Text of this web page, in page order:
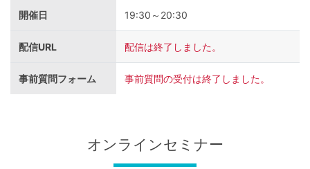
開催日 19:30～20:30
配信URL 配信は終了しました。
事前質問フォーム 事前質問の受付は終了しました。
オンラインセミナー